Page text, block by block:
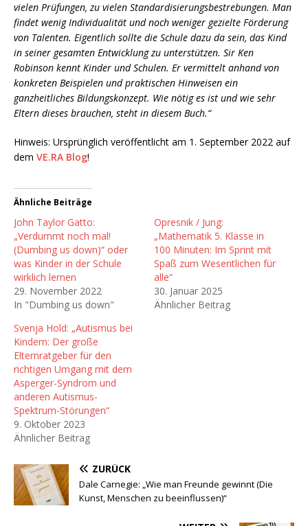
vielen Prüfungen, zu vielen Standardisierungsbestrebungen. Man
findet wenig Individualität und noch weniger gezielte Förderung
von Talenten. Eigentlich sollte die Schule dazu da sein, das Kind
in seiner gesamten Entwicklung zu unterstützen. Sir Ken
Robinson kennt Kinder und Schulen. Er vermittelt anhand von
konkreten Beispielen und praktischen Hinweisen ein
ganzheitliches Bildungskonzept. Wie nötig es ist und wie sehr
Eltern dieses brauchen, steht in diesem Buch.“
Hinweis: Ursprünglich veröffentlicht am 1. September 2022 auf
dem VE.RA Blog!
Ähnliche Beiträge
John Taylor Gatto:
„Verdummt noch mal!
(Dumbing us down)“ oder
was Kinder in der Schule
wirklich lernen
29. November 2022
In "Dumbing us down"
Opresnik / Jung:
„Mathematik 5. Klasse in
100 Minuten: Im Sprint mit
Spaß zum Wesentlichen für
alle“
30. Januar 2025
Ähnlicher Beitrag
Svenja Hold: „Autismus bei
Kindern: Der große
Elternratgeber für den
richtigen Umgang mit dem
Asperger-Syndrom und
anderen Autismus-
Spektrum-Störungen“
9. Oktober 2023
Ähnlicher Beitrag
ZURÜCK
Dale Carnegie: „Wie man Freunde gewinnt (Die
Kunst, Menschen zu beeinflussen)“